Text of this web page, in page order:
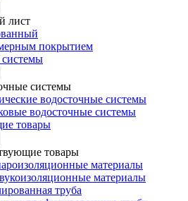
лист
покрытием
системы
водосточные системы
водосточные системы
товары
товары
материалы
материалы
труба